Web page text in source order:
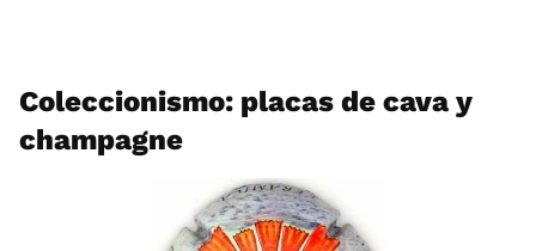
Coleccionismo: placas de cava y
champagne